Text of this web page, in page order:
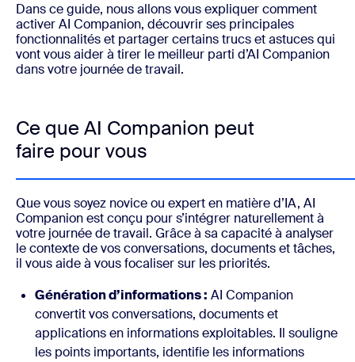
Dans ce guide, nous allons vous expliquer comment
activer AI Companion, découvrir ses principales
fonctionnalités et partager certains trucs et astuces qui
vont vous aider à tirer le meilleur parti d’AI Companion
dans votre journée de travail.
Ce que AI Companion peut
faire pour vous
Que vous soyez novice ou expert en matière d’IA, AI
Companion est conçu pour s’intégrer naturellement à
votre journée de travail. Grâce à sa capacité à analyser
le contexte de vos conversations, documents et tâches,
il vous aide à vous focaliser sur les priorités.
Génération d’informations : AI Companion
convertit vos conversations, documents et
applications en informations exploitables. Il souligne
les points importants, identifie les informations